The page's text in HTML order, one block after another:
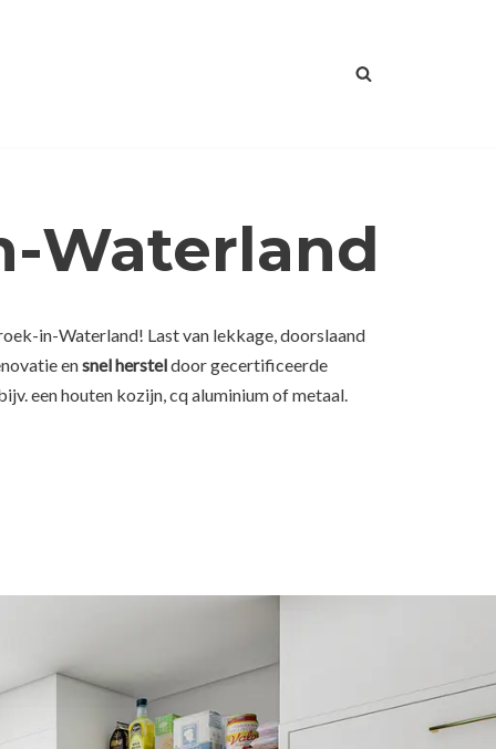
Waterland
in-Waterland! Last van lekkage, doorslaand
ensnel hersteldoor gecertificeerde
een houten kozijn, cq aluminium of metaal.